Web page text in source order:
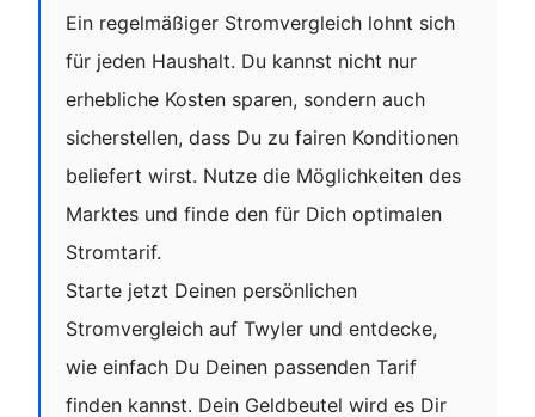
Ein regelmäßiger Stromvergleich lohnt sich
für jeden Haushalt. Du kannst nicht nur
erhebliche Kosten sparen, sondern auch
sicherstellen, dass Du zu fairen Konditionen
beliefert wirst. Nutze die Möglichkeiten des
Marktes und finde den für Dich optimalen
Stromtarif.
Starte jetzt Deinen persönlichen
Stromvergleich auf Twyler und entdecke,
wie einfach Du Deinen passenden Tarif
finden kannst. Dein Geldbeutel wird es Dir